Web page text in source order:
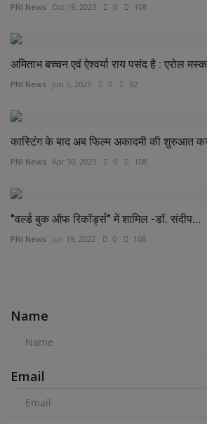
PNI News Oct 19, 2023 0 108
अमिताभ बच्चन एवं ऐश्वर्या राय पसंद है : एरोल मस्क
PNI News Jun 5, 2025 0 92
कास्टिंग के बाद अब फिल्म अकादमी की शुरुआत
PNI News Apr 30, 2023 0 108
​​​​"​​वर्ल्ड बुक ऑफ रिकॉर्ड्स"​ में शामिल -​डॉ. संदीप...
PNI News Jun 19, 2022 0 108
Name
Email